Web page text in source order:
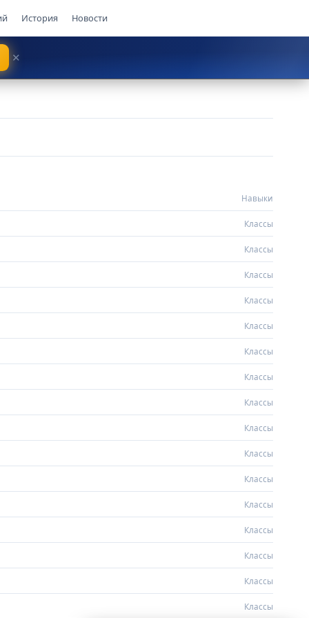
История Новости
✕
Навыки
Классы
Классы
Классы
Классы
Классы
Классы
Классы
Классы
Классы
Классы
Классы
Классы
Классы
Классы
Классы
Классы